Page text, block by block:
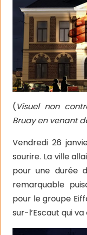
(Visuel non
Bruay en venant
Vendredi 26
sourire. La ville
pour une durée
remarquable
pour le groupe
sur-l’Escaut qui